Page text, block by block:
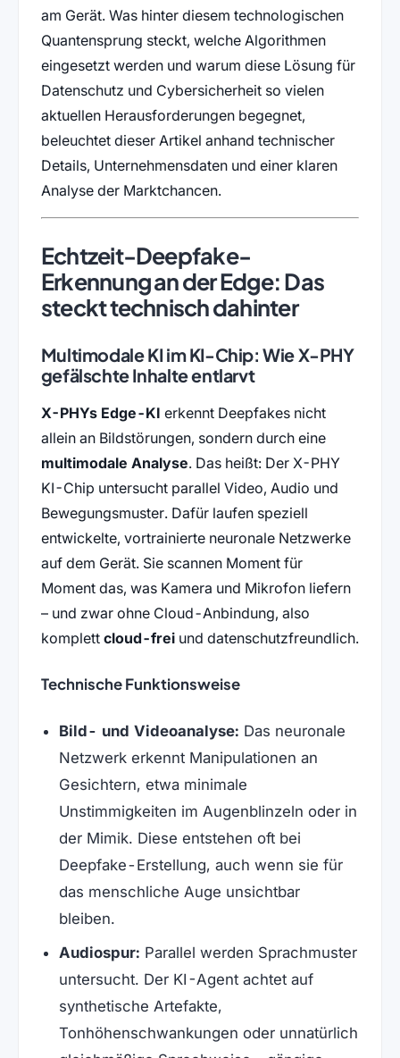
am Gerät. Was hinter diesem technologischen
Quantensprung steckt, welche Algorithmen
eingesetzt werden und warum diese Lösung für
Datenschutz und Cybersicherheit so vielen
aktuellen Herausforderungen begegnet,
beleuchtet dieser Artikel anhand technischer
Details, Unternehmensdaten und einer klaren
Analyse der Marktchancen.
Echtzeit-Deepfake-
Erkennung an der Edge: Das
steckt technisch dahinter
Multimodale KI im KI-Chip: Wie X-PHY
gefälschte Inhalte entlarvt
X-PHYs Edge-KI erkennt Deepfakes nicht
allein an Bildstörungen, sondern durch eine
multimodale Analyse. Das heißt: Der X-PHY
KI-Chip untersucht parallel Video, Audio und
Bewegungsmuster. Dafür laufen speziell
entwickelte, vortrainierte neuronale Netzwerke
auf dem Gerät. Sie scannen Moment für
Moment das, was Kamera und Mikrofon liefern
– und zwar ohne Cloud-Anbindung, also
komplett cloud-freiund datenschutzfreundlich.
Technische Funktionsweise
Bild- und Videoanalyse: Das neuronale
Netzwerk erkennt Manipulationen an
Gesichtern, etwa minimale
Unstimmigkeiten im Augenblinzeln oder in
der Mimik. Diese entstehen oft bei
Deepfake-Erstellung, auch wenn sie für
das menschliche Auge unsichtbar
bleiben.
Audiospur: Parallel werden Sprachmuster
untersucht. Der KI-Agent achtet auf
synthetische Artefakte,
Tonhöhenschwankungen oder unnatürlich